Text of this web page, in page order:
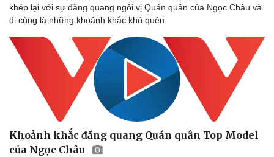
Doanh nghiệp
Thông tin doanh nghiệp
Công nghệ
khép lại với sự đăng quang ngôi vị Quán quân của Ngọc Châu và
đi cùng là những khoảnh khắc khó quên.
Khoảnh khắc đăng quang Quán quân Top Model
của Ngọc Châu